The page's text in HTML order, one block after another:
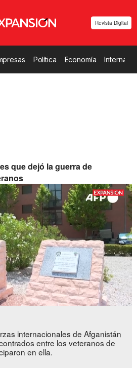
Revista Digital
Política Economía
que dejó la guerra de
internacionales de Afganistán
entre los veteranos de
en ella.